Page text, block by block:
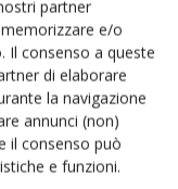
partner
e/o
Il consenso a queste
di elaborare
la navigazione
annunci (non)
il consenso può
e funzioni.